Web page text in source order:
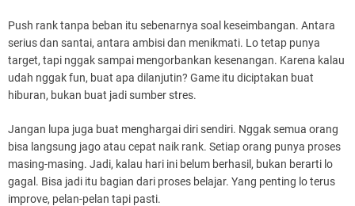
Push rank tanpa beban itu sebenarnya soal keseimbangan. Antara
serius dan santai, antara ambisi dan menikmati. Lo tetap punya
target, tapi nggak sampai mengorbankan kesenangan. Karena kalau
udah nggak fun, buat apa dilanjutin? Game itu diciptakan buat
hiburan, bukan buat jadi sumber stres.
Jangan lupa juga buat menghargai diri sendiri. Nggak semua orang
bisa langsung jago atau cepat naik rank. Setiap orang punya proses
masing-masing. Jadi, kalau hari ini belum berhasil, bukan berarti lo
gagal. Bisa jadi itu bagian dari proses belajar. Yang penting lo terus
improve, pelan-pelan tapi pasti.